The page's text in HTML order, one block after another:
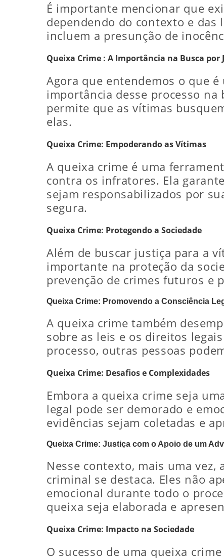
É importante mencionar que
dependendo do contexto e
incluem a presunção de
Queixa Crime : A Importância na Busca por
Agora que entendemos o que
importância desse processo
permite que as vítimas
elas.
Queixa Crime: Empoderando as Vítimas
A queixa crime é uma
contra os infratores. Ela
sejam responsabilizados por
segura.
Queixa Crime: Protegendo a Sociedade
Além de buscar justiça para a
importante na proteção da
prevenção de crimes futuros e
Queixa Crime: Promovendo a Consciência
A queixa crime também
sobre as leis e os direitos
processo, outras pessoas
Queixa Crime: Desafios e Complexidades
Embora a queixa crime seja
legal pode ser demorado e
evidências sejam coletadas e
Queixa Crime: Justiça com o Apoio de um
Nesse contexto, mais uma
criminal se destaca. Eles não
emocional durante todo o
queixa seja elaborada e
Queixa Crime: Impacto na Sociedade
O sucesso de uma queixa